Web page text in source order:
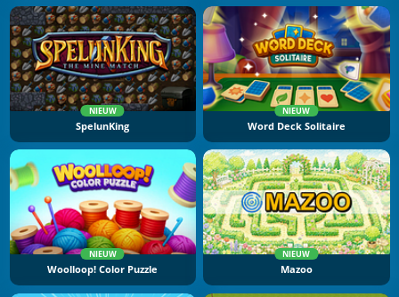
NIEUW
SpelunKing
NIEUW
Word Deck Solitaire
NIEUW
Woolloop! Color Puzzle
NIEUW
Mazoo